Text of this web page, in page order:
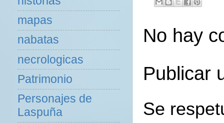
No hay
Publicar
Se
mapas
nabatas
necrologicas
Patrimonio
Personajes de
Laspuña